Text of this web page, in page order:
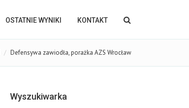
OSTATNIE WYNIKI KONTAKT
Defensywa zawiodła, porażka AZS Wrocław
Wyszukiwarka